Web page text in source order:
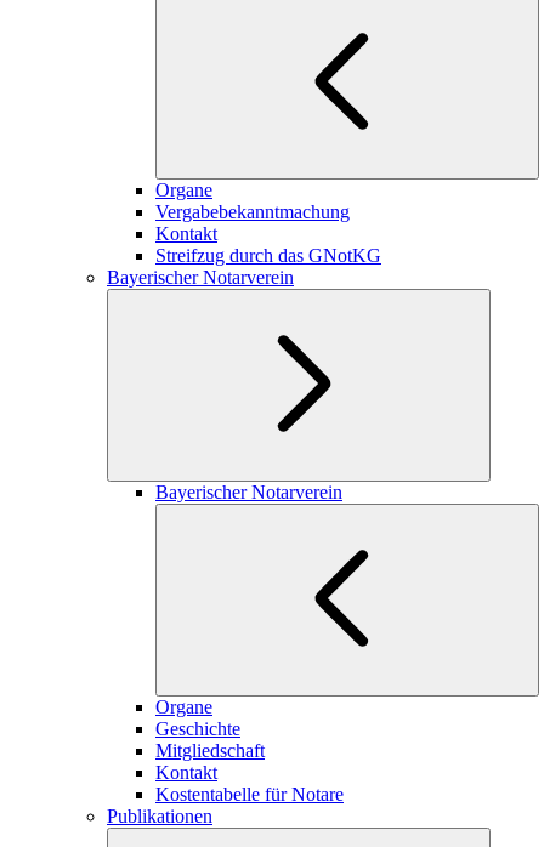
Organe
Vergabebekanntmachung
Kontakt
Streifzug durch das GNotKG
Bayerischer Notarverein
Bayerischer Notarverein
Organe
Geschichte
Mitgliedschaft
Kontakt
Kostentabelle für Notare
Publikationen